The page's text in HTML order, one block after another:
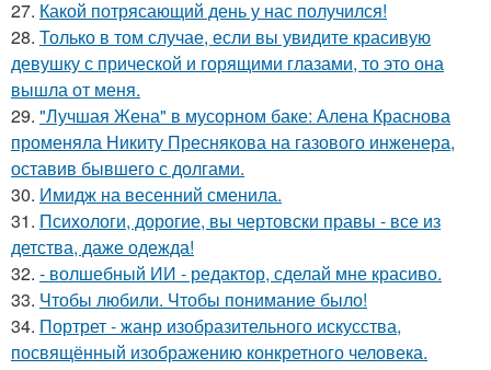
27. Какой потрясающий день у нас получился!
28. Только в том случае, если вы увидите красивую
девушку с прической и горящими глазами, то это она
вышла от меня.
29. "Лучшая Жена" в мусорном баке: Алена Краснова
променяла Никиту Преснякова на газового инженера,
оставив бывшего с долгами.
30. Имидж на весенний сменила.
31. Психологи, дорогие, вы чертовски правы - все из
детства, даже одежда!
32. - волшебный ИИ - редактор, сделай мне красиво.
33. Чтобы любили. Чтобы понимание было!
34. Портрет - жанр изобразительного искусства,
посвящённый изображению конкретного человека.